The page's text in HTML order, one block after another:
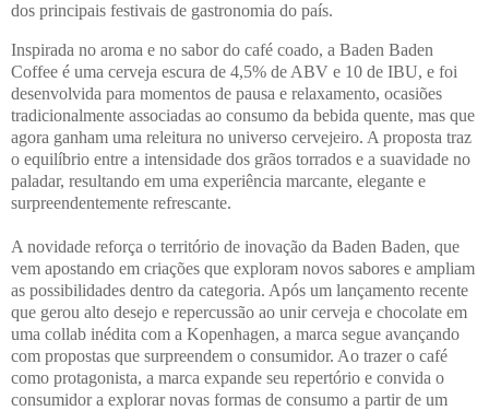
dos principais festivais de gastronomia do país.
Inspirada no aroma e no sabor do café coado, a Baden Baden
Coffee é uma cerveja escura de 4,5% de ABV e 10 de IBU, e foi
desenvolvida para momentos de pausa e relaxamento, ocasiões
tradicionalmente associadas ao consumo da bebida quente, mas que
agora ganham uma releitura no universo cervejeiro. A proposta traz
o equilíbrio entre a intensidade dos grãos torrados e a suavidade no
paladar, resultando em uma experiência marcante, elegante e
surpreendentemente refrescante.
A novidade reforça o território de inovação da Baden Baden, que
vem apostando em criações que exploram novos sabores e ampliam
as possibilidades dentro da categoria. Após um lançamento recente
que gerou alto desejo e repercussão ao unir cerveja e chocolate em
uma collab inédita com a Kopenhagen, a marca segue avançando
com propostas que surpreendem o consumidor. Ao trazer o café
como protagonista, a marca expande seu repertório e convida o
consumidor a explorar novas formas de consumo a partir de um